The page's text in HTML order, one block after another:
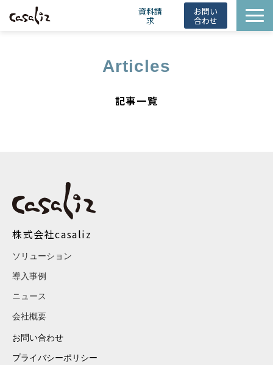
資料請
求
お問い
合わせ
導入事例
会社概要
Articles
記事一覧
株式会社casaliz
ソリューション
導入事例
ニュース
会社概要
お問い合わせ
プライバシーポリシー